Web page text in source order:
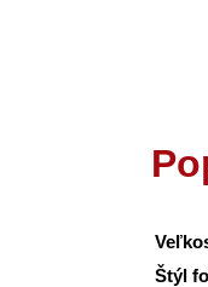
Štýl